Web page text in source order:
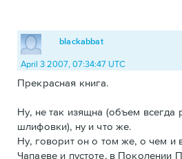
blackabbat
April 3 2007, 07:34:47 UTC
Прекрасная книга.
Ну, не так изящна (объем всегда
шлифовки), ну и что же.
Ну, говорит он о том же, о чем и
Чапаеве и пустоте, в Поколении